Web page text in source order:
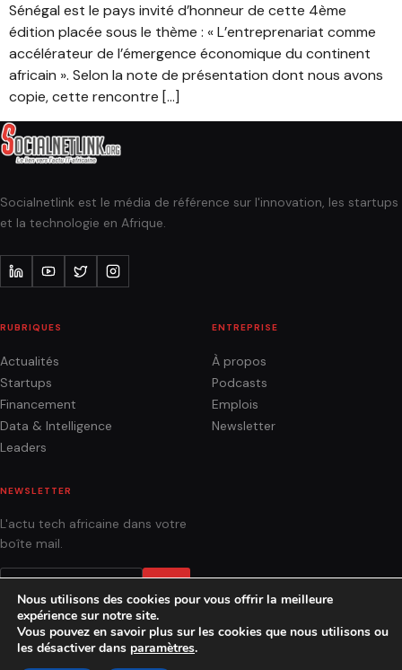
Sénégal est le pays invité d’honneur de cette 4ème
édition placée sous le thème : « L’entreprenariat comme
accélérateur de l’émergence économique du continent
africain ». Selon la note de présentation dont nous avons
copie, cette rencontre […]
Socialnetlink est le média de référence sur l'innovation, les startups
et la technologie en Afrique.
RUBRIQUES
Actualités
Startups
Financement
Data & Intelligence
Leaders
ENTREPRISE
À propos
Podcasts
Emplois
Newsletter
NEWSLETTER
L'actu tech africaine dans votre
boîte mail.
Nous utilisons des cookies pour vous offrir la meilleure
expérience sur notre site.
Vous pouvez en savoir plus sur les cookies que nous utilisons ou
les désactiver dans paramètres.